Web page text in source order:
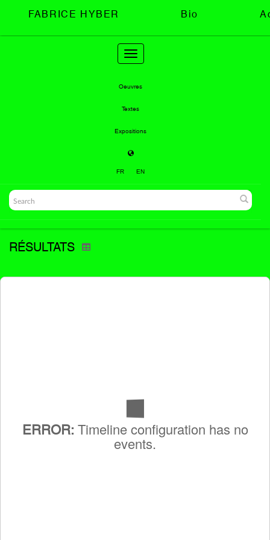
FABRICE HYBER Bio
Toggle
navigation
Oeuvres
Textes
Expositions
FR EN
RÉSULTATS
ERROR: Timeline configuration has no
events.